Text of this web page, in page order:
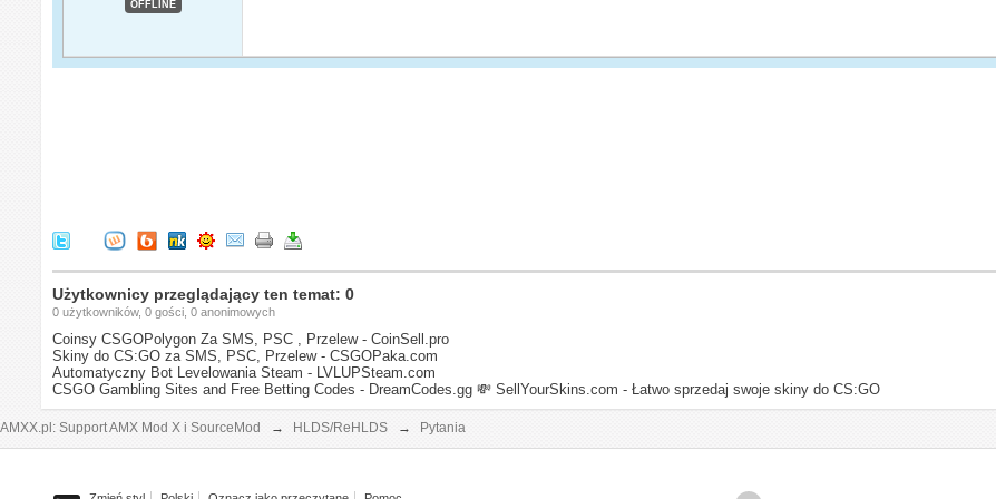
OFFLINE
Użytkownicy przeglądający ten temat: 0
0 użytkowników, 0 gości, 0 anonimowych
Coinsy CSGOPolygon Za SMS, PSC , Przelew - CoinSell.pro
Skiny do CS:GO za SMS, PSC, Przelew - CSGOPaka.com
Automatyczny Bot Levelowania Steam - LVLUPSteam.com
CSGO Gambling Sites and Free Betting Codes - DreamCodes.gg 💸 SellYourSkins.com - Łatwo sprzedaj swoje skiny do CS:GO
AMXX.pl: Support AMX Mod X i SourceMod → HLDS/ReHLDS → Pytania